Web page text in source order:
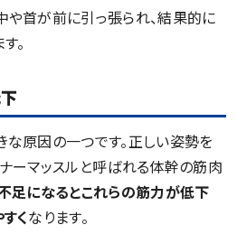
や首が前に引っ張られ、結果的に
。
原因の一つです。正しい姿勢を
ーマッスルと呼ばれる体幹の筋肉
足になるとこれらの筋力が低下
くなります。